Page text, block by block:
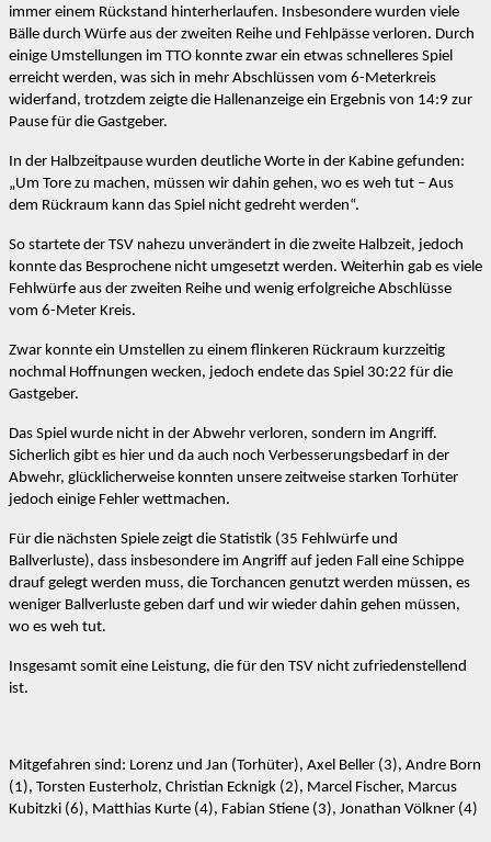
immer einem Rückstand hinterherlaufen. Insbesondere wurden viele
Bälle durch Würfe aus der zweiten Reihe und Fehlpässe verloren. Durch
einige Umstellungen im TTO konnte zwar ein etwas schnelleres Spiel
erreicht werden, was sich in mehr Abschlüssen vom 6-Meterkreis
widerfand, trotzdem zeigte die Hallenanzeige ein Ergebnis von 14:9 zur
Pause für die Gastgeber.
In der Halbzeitpause wurden deutliche Worte in der Kabine gefunden:
„Um Tore zu machen, müssen wir dahin gehen, wo es weh tut – Aus
dem Rückraum kann das Spiel nicht gedreht werden“.
So startete der TSV nahezu unverändert in die zweite Halbzeit, jedoch
konnte das Besprochene nicht umgesetzt werden. Weiterhin gab es viele
Fehlwürfe aus der zweiten Reihe und wenig erfolgreiche Abschlüsse
vom 6-Meter Kreis.
Zwar konnte ein Umstellen zu einem flinkeren Rückraum kurzzeitig
nochmal Hoffnungen wecken, jedoch endete das Spiel 30:22 für die
Gastgeber.
Das Spiel wurde nicht in der Abwehr verloren, sondern im Angriff.
Sicherlich gibt es hier und da auch noch Verbesserungsbedarf in der
Abwehr, glücklicherweise konnten unsere zeitweise starken Torhüter
jedoch einige Fehler wettmachen.
Für die nächsten Spiele zeigt die Statistik (35 Fehlwürfe und
Ballverluste), dass insbesondere im Angriff auf jeden Fall eine Schippe
drauf gelegt werden muss, die Torchancen genutzt werden müssen, es
weniger Ballverluste geben darf und wir wieder dahin gehen müssen,
wo es weh tut.
Insgesamt somit eine Leistung, die für den TSV nicht zufriedenstellend
ist.
Mitgefahren sind: Lorenz und Jan (Torhüter), Axel Beller (3), Andre Born
(1), Torsten Eusterholz, Christian Ecknigk (2), Marcel Fischer, Marcus
Kubitzki (6), Matthias Kurte (4), Fabian Stiene (3), Jonathan Völkner (4)